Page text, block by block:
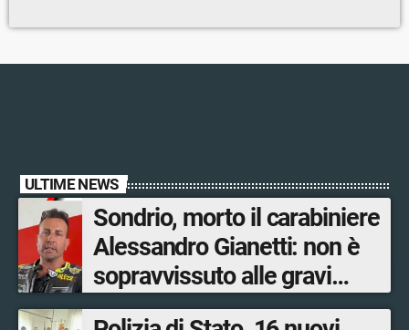
ULTIME NEWS
Sondrio, morto il carabiniere
Alessandro Gianetti: non è
sopravvissuto alle gravi
ustioni